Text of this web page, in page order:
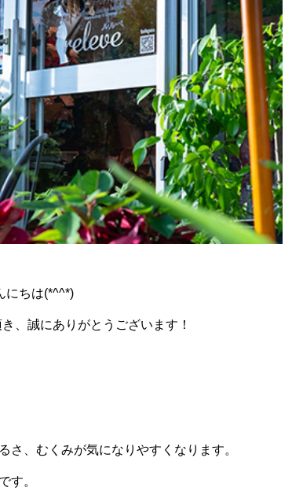
にちは(*^^*)
、誠にありがとうございます！
さ、むくみが気になりやすくなります。
す。